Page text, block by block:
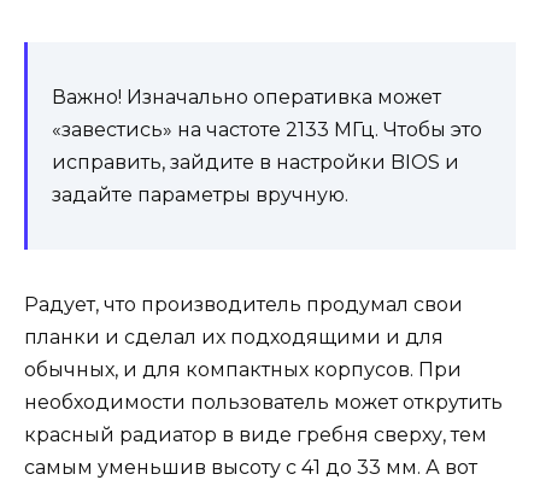
Важно! Изначально оперативка может
«завестись» на частоте 2133 МГц. Чтобы это
исправить, зайдите в настройки BIOS и
задайте параметры вручную.
Радует, что производитель продумал свои
планки и сделал их подходящими и для
обычных, и для компактных корпусов. При
необходимости пользователь может открутить
красный радиатор в виде гребня сверху, тем
самым уменьшив высоту с 41 до 33 мм. А вот